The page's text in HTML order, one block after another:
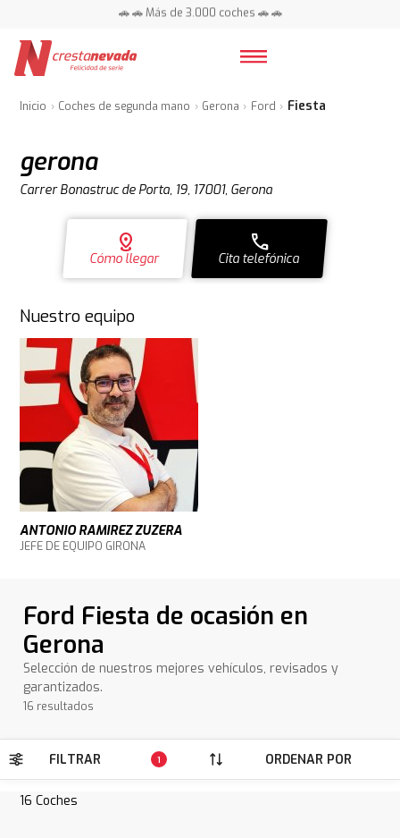
📍 Centros en toda España ⭐
Inicio Coches de segunda mano Gerona Ford Fiesta
gerona
Carrer Bonastruc de Porta, 19, 17001, Gerona
distance
Cómo llegar
call
Cita telefónica
Nuestro equipo
ANTONIO RAMIREZ ZUZERA
JEFE DE EQUIPO GIRONA
Ford Fiesta de ocasión en
Gerona
Selección de nuestros mejores vehículos, revisados y
garantizados.
16 resultados
FILTRAR 1 ORDENAR POR
16 Coches